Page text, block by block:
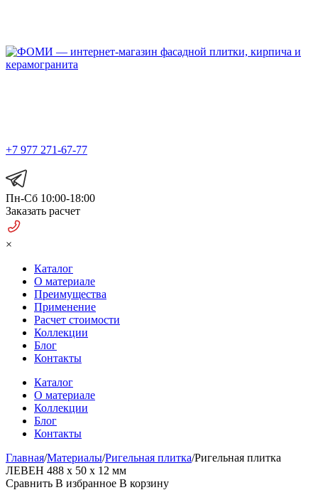
+7 977 271-67-77
Пн-Сб 10:00-18:00
Заказать расчет
×
Каталог
О материале
Преимущества
Применение
Расчет стоимости
Коллекции
Блог
Контакты
Каталог
О материале
Коллекции
Блог
Контакты
Главная/Материалы/Ригельная плитка/Ригельная плитка
ЛЕВЕН 488 x 50 x 12 мм
Сравнить В избранное В корзину